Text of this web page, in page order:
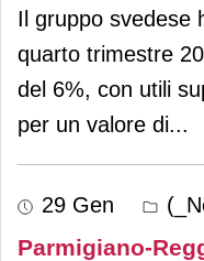
Il gruppo svedese
quarto trimestre
del 6%, con utili
per un valore di...
29 Gen
Parmigiano-